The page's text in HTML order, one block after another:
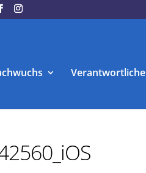
Verantwortliche